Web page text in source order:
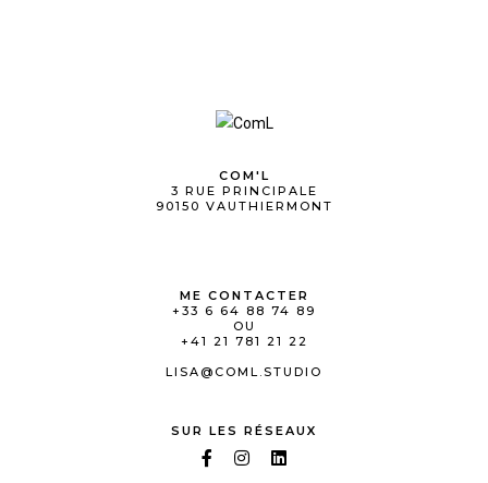
COM'L
3 RUE PRINCIPALE
90150 VAUTHIERMONT
ME CONTACTER
+33 6 64 88 74 89
OU
+41 21 781 21 22
LISA@COML.STUDIO
SUR LES RÉSEAUX